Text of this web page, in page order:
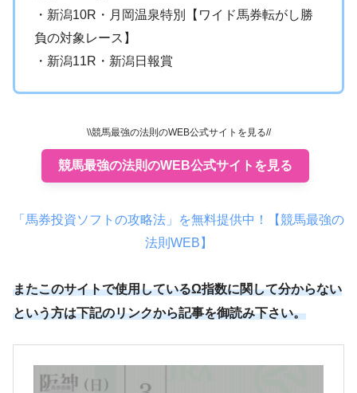
・新潟10R・月岡温泉特別【ワイド馬券転がし勝
負の対象レース】
・新潟11R・新潟日報賞
\\競馬最強の法則のWEB公式サイトを見る//
競馬最強の法則のWEB公式サイトを見る
「馬券投資ソフトの攻略法」を無料提供中！【競馬最強の
法則WEB】
またこのサイトで使用しているΩ指数に関して分からない
という方は下記のリンクから記事を御読み下さい。